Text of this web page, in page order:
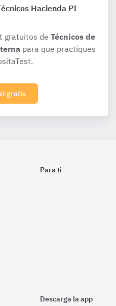
Hacienda PI
gratuitos de Técnicos de
para que practiques
gratis
Para ti
Descarga la app